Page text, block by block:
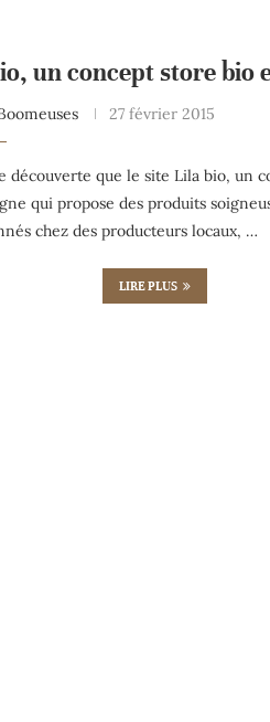
un concept store bio
27 février 2015
découverte que le site Lila bio, un
qui propose des produits
chez des producteurs locaux, …
LIRE PLUS